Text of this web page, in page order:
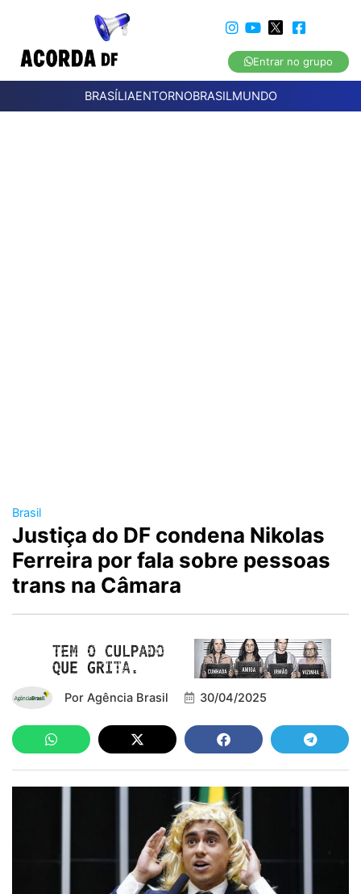
Entrar no grupo
BRASÍLIAENTORNOBRASILMUNDO
Brasil
Justiça do DF condena Nikolas
Ferreira por fala sobre pessoas
trans na Câmara
Por Agência Brasil 30/04/2025